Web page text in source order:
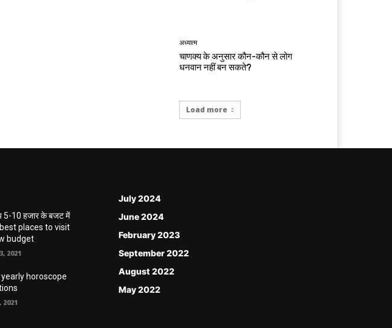
अध्यात्म
चाणक्य के अनुसार कौन-कौन से लोग
धनवान नहीं बन सकते?
Load more
5-10 हजार के बजट में
places to visit
budget
2021
yearly horoscope
July 2024
June 2024
February 2023
September 2022
August 2022
May 2022